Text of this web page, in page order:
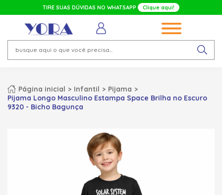
TIRE SUAS DÚVIDAS NO WHATSAPP Clique aqui!
Página inicial Infantil
Pijama
Pijama Longo Masculino Estampa Space Brilha no Escuro
9320 - Bicho Bagunça